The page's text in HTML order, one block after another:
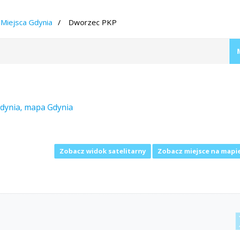
Miejsca Gdynia Dworzec PKP
mapa Gdynia
Zobacz miejsce na
Zobacz widok satelitarny